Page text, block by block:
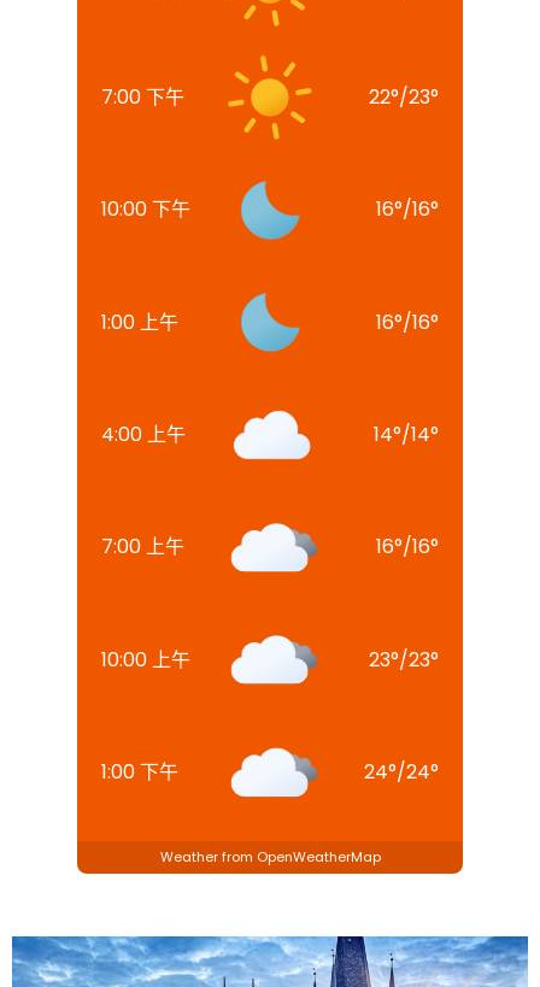
7:00 下午 22°/23°
10:00 下午 16°/16°
1:00 上午 16°/16°
4:00 上午 14°/14°
7:00 上午 16°/16°
10:00 上午 23°/23°
1:00 下午 24°/24°
Weather from OpenWeatherMap